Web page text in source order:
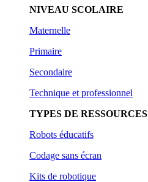
NIVEAU SCOLAIRE
Maternelle
Primaire
Secondaire
Technique et professionnel
TYPES DE RESSOURCES
Robots éducatifs
Codage sans écran
Kits de robotique